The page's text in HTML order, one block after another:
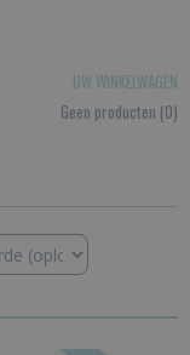
UW WINKELWAGEN
Geen producten (0)